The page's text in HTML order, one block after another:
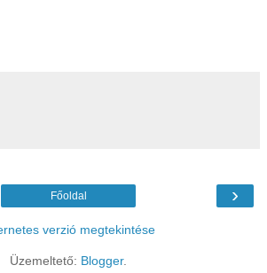
›
Főoldal
verzió megtekintése
Üzemeltető: Blogger.